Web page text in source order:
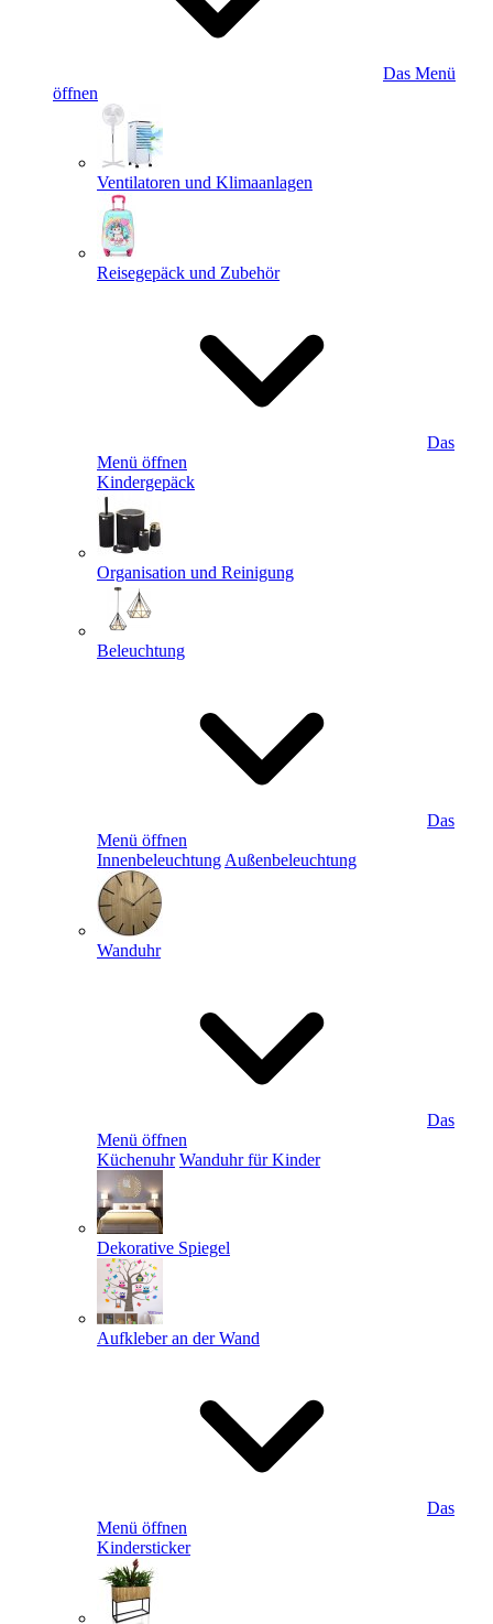
Das Menü
öffnen
Ventilatoren und Klimaanlagen
Reisegepäck und Zubehör
Das
Menü öffnen
Kindergepäck
Organisation und Reinigung
Beleuchtung
Das
Menü öffnen
Innenbeleuchtung Außenbeleuchtung
Wanduhr
Das
Menü öffnen
Küchenuhr Wanduhr für Kinder
Dekorative Spiegel
Aufkleber an der Wand
Das
Menü öffnen
Kindersticker